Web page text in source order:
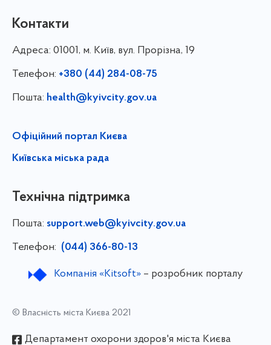
Контакти
Адреса: 01001, м. Київ, вул. Прорізна, 19
Телефон: +380 (44) 284-08-75
Пошта: health@kyivcity.gov.ua
Офіційний портал Києва
Київська міська рада
Технічна підтримка
Пошта: support.web@kyivcity.gov.ua
Телефон: (044) 366-80-13
Компанія «Kitsoft»– розробник порталу
© Власність міста Києва 2021
Департамент охорони здоров'я міста Києва